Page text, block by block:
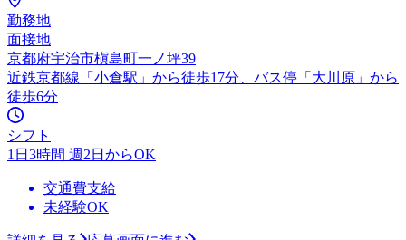
勤務地
面接地
京都府宇治市槇島町一ノ坪39
近鉄京都線「小倉駅」から徒歩17分、バス停「大川原」から
徒歩6分
シフト
1日3時間 週2日からOK
交通費支給
未経験OK